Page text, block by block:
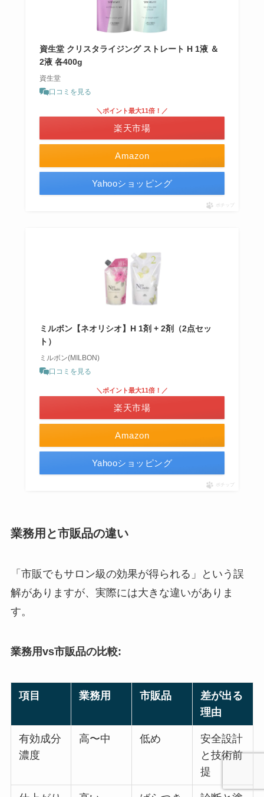
資生堂 クリスタライジング ストレート H 1液 ＆
2液 各400g
資生堂
口コミを見る
Amazon
＼ポイント最大11倍！／
楽天市場
Yahooショッピング
ポチップ
ミルボン【ネオリシオ】H 1剤 + 2剤（2点セッ
ト）
ミルボン(MILBON)
口コミを見る
Amazon
＼ポイント最大11倍！／
楽天市場
Yahooショッピング
ポチップ
業務用と市販品の違い
「市販でもサロン級の効果が得られる」という誤
解がありますが、実際には大きな違いがありま
す。
業務用vs市販品の比較:
項目 業務用 市販品
差が出る
理由
有効成分
濃度
高〜中 低め
安全設計
と技術前
提